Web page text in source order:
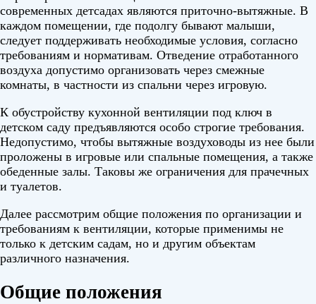
современных детсадах являются приточно-вытяжные. В
каждом помещении, где подолгу бывают малыши,
следует поддерживать необходимые условия, согласно
требованиям и нормативам. Отведение отработанного
воздуха допустимо организовать через смежные
комнаты, в частности из спальни через игровую.
К обустройству кухонной вентиляции под ключ в
детском саду предъявляются особо строгие требования.
Недопустимо, чтобы вытяжные воздуховоды из нее были
проложены в игровые или спальные помещения, а также
обеденные залы. Таковы же ограничения для прачечных
и туалетов.
Далее рассмотрим общие положения по организации и
требованиям к вентиляции, которые применимы не
только к детским садам, но и другим объектам
различного назначения.
Общие положения